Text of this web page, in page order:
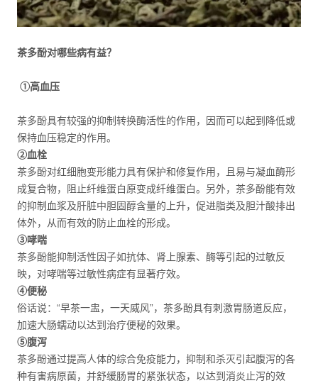
茶多酚对哪些病有益？
①高血压
茶多酚具有较强的抑制转换酶活性的作用，因而可以起到降低或
保持血压稳定的作用。
②血栓
茶多酚对红细胞变形能力具有保护和修复作用，且易与凝血酶形
成复合物，阻止纤维蛋白原变成纤维蛋白。另外，茶多酚能有效
的抑制血浆及肝脏中胆固醇含量的上升，促进脂类及胆汁酸排出
体外，从而有效的防止血栓的形成。
③哮喘
茶多酚能抑制活性因子如抗体、肾上腺素、酶等引起的过敏反
映，对哮喘等过敏性病症有显著疗效。
④便秘
俗话说：“早茶一盅，一天威风”，茶多酚具有刺激胃肠道反应，
加速大肠蠕动以达到治疗便秘的效果。
⑤腹泻
茶多酚通过提高人体的综合免疫能力，抑制和杀灭引起腹泻的各
种有害病原菌，并舒缓肠胃的紧张状态，以达到消炎止泻的效